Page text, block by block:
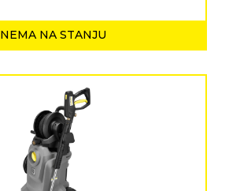
NEMA NA STANJU